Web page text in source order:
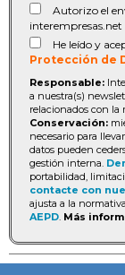
Autorizo el
interempresas.net
He leído y
Protección de
Responsable:
a nuestra(s)
relacionados con la
Conservación:
necesario para
datos pueden
gestión interna.
portabilidad,
contacte con
ajusta a la
AEPD. Más